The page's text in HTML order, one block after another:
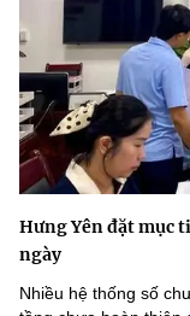
Hưng Yên đặt mục
ngày
Nhiều hệ thống số